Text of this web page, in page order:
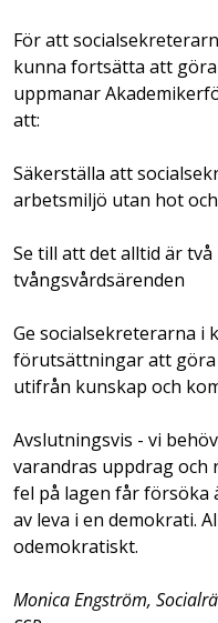
För att
kunna fortsätta att
uppmanar
att:
Säkerställa att
arbetsmiljö utan hot
Se till att det alltid är
tvångsvårdsärenden
Ge socialsekreterarna i
förutsättningar att
utifrån kunskap och
Avslutningsvis - vi
varandras uppdrag och
fel på lagen får försöka
av leva i en demokrati.
odemokratiskt.
Monica Engström,